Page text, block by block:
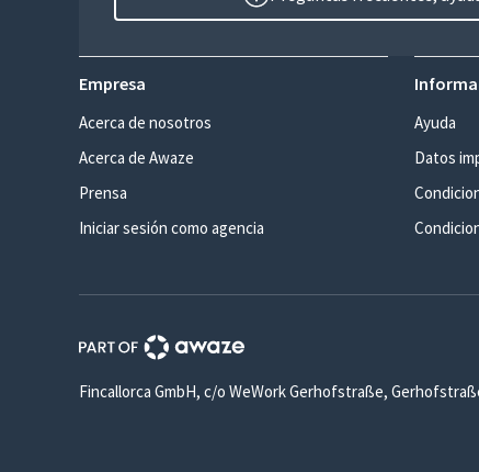
Empresa
Acerca de nosotros
Acerca de Awaze
Prensa
Iniciar sesión como agencia
Ayuda
Datos
Fincallorca GmbH, c/o WeWork Gerhofstraße,